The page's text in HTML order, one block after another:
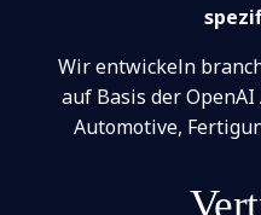
Wir entwickeln
auf Basis der
Automotive,